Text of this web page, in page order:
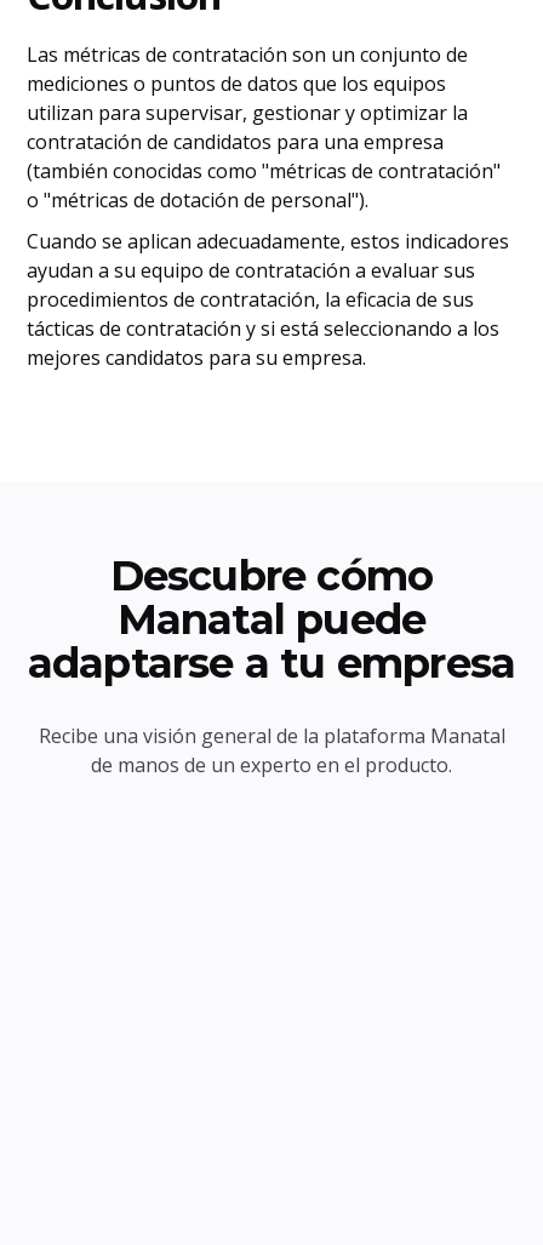
Las métricas de contratación son un conjunto de
mediciones o puntos de datos que los equipos
utilizan para supervisar, gestionar y optimizar la
contratación de candidatos para una empresa
(también conocidas como "métricas de contratación"
o "métricas de dotación de personal").
Cuando se aplican adecuadamente, estos indicadores
ayudan a su equipo de contratación a evaluar sus
procedimientos de contratación, la eficacia de sus
tácticas de contratación y si está seleccionando a los
mejores candidatos para su empresa.
Descubre cómo
Manatal puede
adaptarse a tu empresa
Recibe una visión general de la plataforma Manatal
de manos de un experto en el producto.